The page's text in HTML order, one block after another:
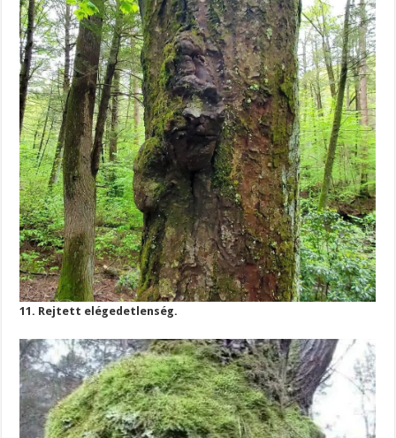
11. Rejtett elégedetlenség.